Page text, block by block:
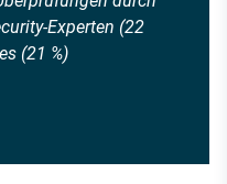
Experten (22
(21 %)